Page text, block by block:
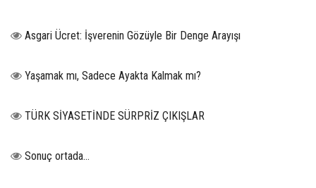
Asgari Ücret: İşverenin Gözüyle Bir Denge Arayışı
Yaşamak mı, Sadece Ayakta Kalmak mı?
TÜRK SİYASETİNDE SÜRPRİZ ÇIKIŞLAR
Sonuç ortada…